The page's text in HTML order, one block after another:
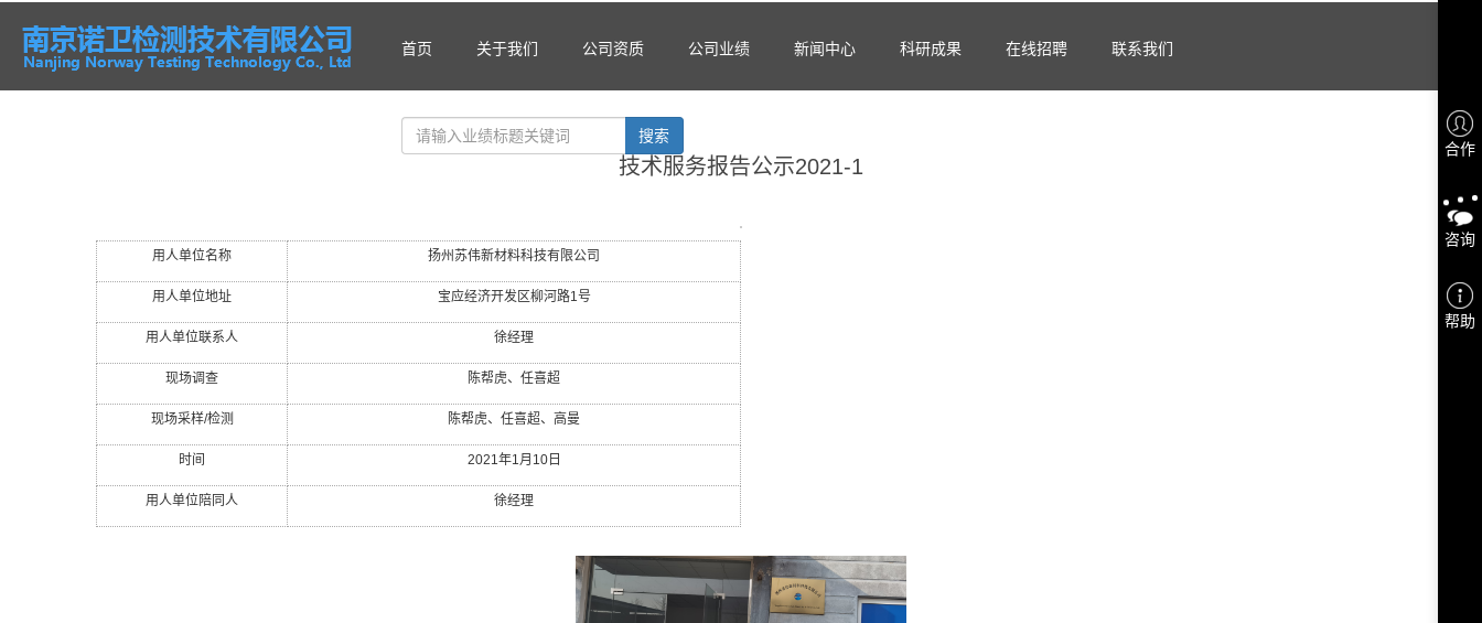
首页 关于我们 公司资质 公司业绩 新闻中心 科研成果 在线招聘 联系我们
搜索
技术服务报告公示2021-1
用人单位名称 扬州苏伟新材料科技有限公司
用人单位地址 宝应经济开发区柳河路1号
用人单位联系人 徐经理
现场调查 陈帮虎、任喜超
现场采样/检测 陈帮虎、任喜超、高曼
时间 2021年1月 10日
用人单位陪同人 徐经理
合作
咨询
帮助